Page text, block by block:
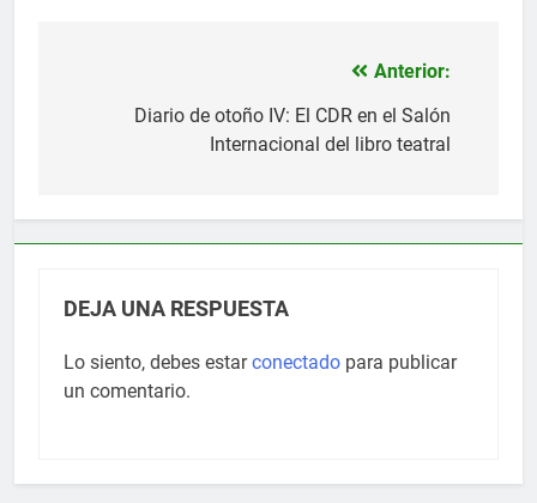
Anterior:
Diario de otoño IV: El CDR en el Salón
Internacional del libro teatral
DEJA UNA RESPUESTA
Lo siento, debes estarconectado para publicar
un comentario.